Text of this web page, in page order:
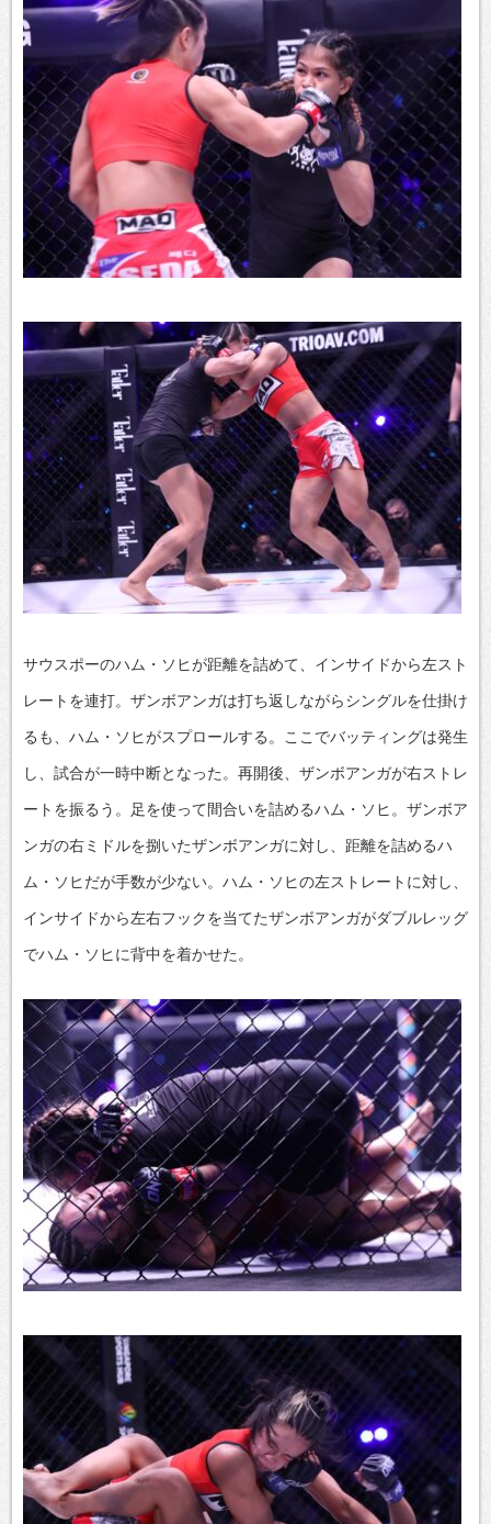
サウスポーのハム・ソヒが距離を詰めて、インサイドから左スト
レートを連打。ザンボアンガは打ち返しながらシングルを仕掛け
るも、ハム・ソヒがスプロールする。ここでバッティングは発生
し、試合が一時中断となった。再開後、ザンボアンガが右ストレ
ートを振るう。足を使って間合いを詰めるハム・ソヒ。ザンボア
ンガの右ミドルを捌いたザンボアンガに対し、距離を詰めるハ
ム・ソヒだが手数が少ない。ハム・ソヒの左ストレートに対し、
インサイドから左右フックを当てたザンボアンガがダブルレッグ
でハム・ソヒに背中を着かせた。